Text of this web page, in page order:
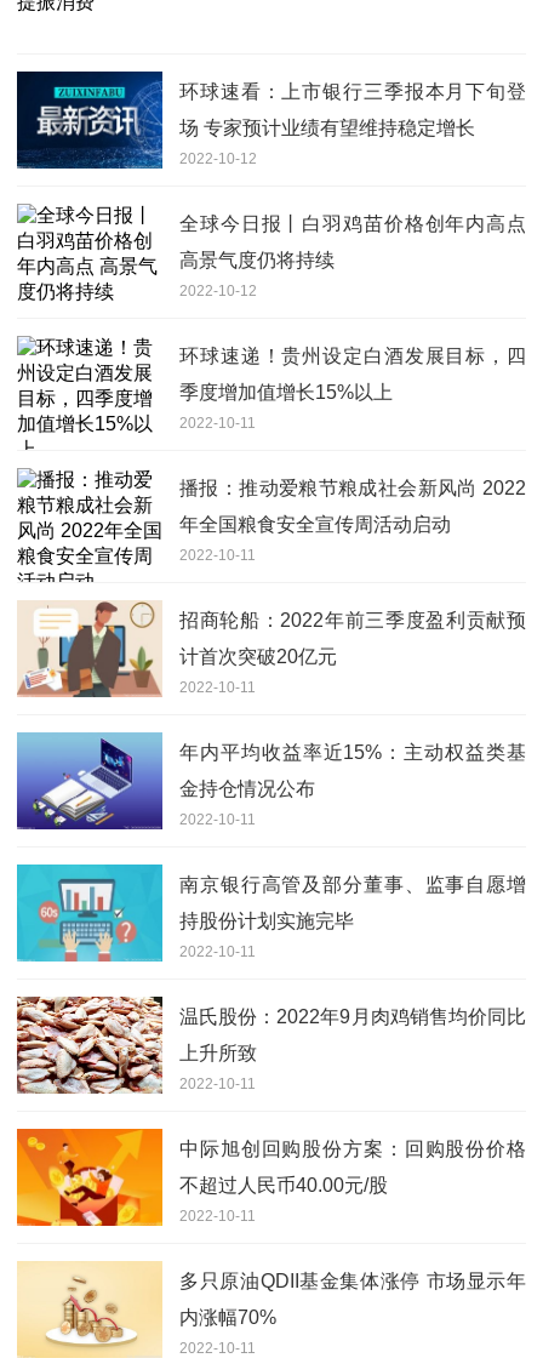
环球速看：上市银行三季报本月下旬登
场 专家预计业绩有望维持稳定增长
2022-10-12
全球今日报丨白羽鸡苗价格创年内高点
高景气度仍将持续
2022-10-12
环球速递！贵州设定白酒发展目标，四
季度增加值增长15%以上
2022-10-11
播报：推动爱粮节粮成社会新风尚 2022
年全国粮食安全宣传周活动启动
2022-10-11
招商轮船：2022年前三季度盈利贡献预
计首次突破20亿元
2022-10-11
年内平均收益率近15%：主动权益类基
金持仓情况公布
2022-10-11
南京银行高管及部分董事、监事自愿增
持股份计划实施完毕
2022-10-11
温氏股份：2022年9月肉鸡销售均价同比
上升所致
2022-10-11
中际旭创回购股份方案：回购股份价格
不超过人民币40.00元/股
2022-10-11
多只原油QDII基金集体涨停 市场显示年
内涨幅70%
2022-10-11